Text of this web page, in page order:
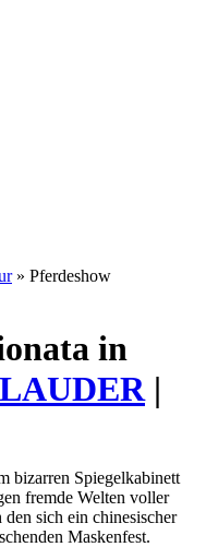
» Pferdeshow
in
|
bizarren Spiegelkabinett
fremde Welten voller
sich ein chinesischer
Maskenfest.